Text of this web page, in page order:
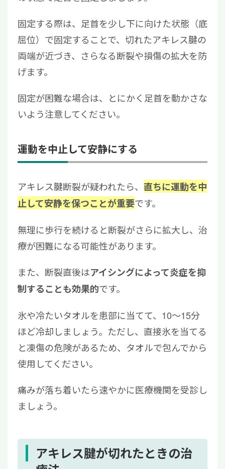
固定する際は、足首を少し下に向けた状態（底
屈位）で固定することで、切れたアキレス腱の
両端が近づき、さらなる断裂や損傷の拡大を防
げます。
固定が困難な場合は、とにかく足首を動かさな
いよう注意してください。
運動を中止して安静にする
アキレス腱断裂が疑われたら、 直ちに運動を中
止して安静を保つことが重要です。
無理に歩行を続けると断裂がさらに拡大し、治
療が困難になる可能性があります。
また、断裂直後はアイシングによって炎症を抑
制することも効果的です。
氷や冷たいタオルを患部に当てて、10～15分
ほど冷却しましょう。ただし、直接氷を当てる
と凍傷の危険があるため、タオルで包んでから
使用してください。
痛みが落ち着いたら速やかに医療機関を受診し
ましょう。
アキレス腱が切れたときの治